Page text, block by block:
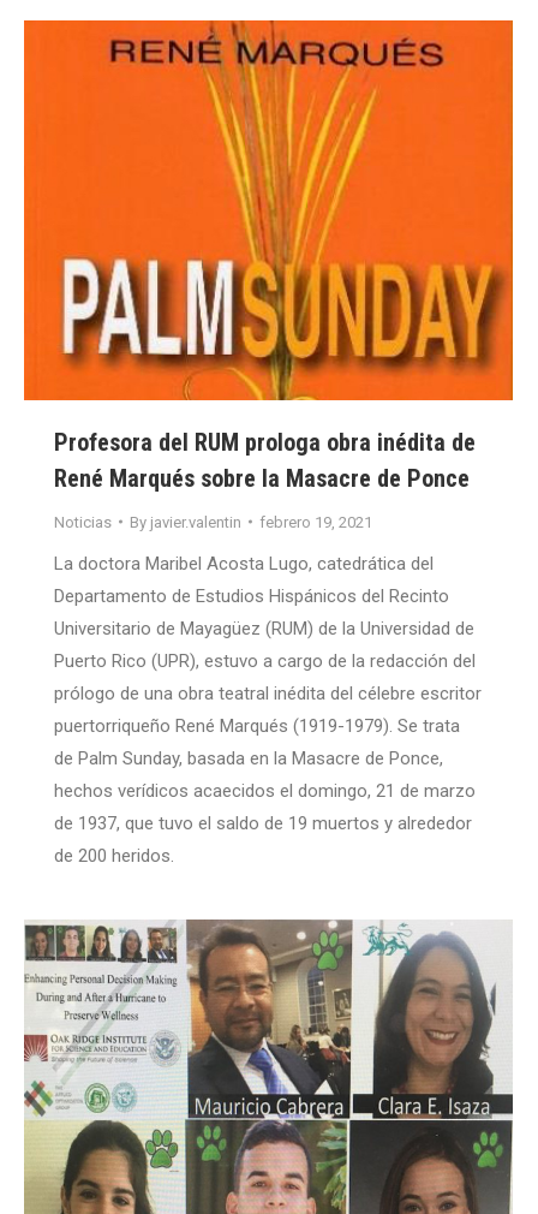
Profesora del RUM prologa obra inédita de
René Marqués sobre la Masacre de Ponce
Noticias By javier.valentin febrero 19, 2021
La doctora Maribel Acosta Lugo, catedrática del
Departamento de Estudios Hispánicos del Recinto
Universitario de Mayagüez (RUM) de la Universidad de
Puerto Rico (UPR), estuvo a cargo de la redacción del
prólogo de una obra teatral inédita del célebre escritor
puertorriqueño René Marqués (1919-1979). Se trata
de Palm Sunday, basada en la Masacre de Ponce,
hechos verídicos acaecidos el domingo, 21 de marzo
de 1937, que tuvo el saldo de 19 muertos y alrededor
de 200 heridos.